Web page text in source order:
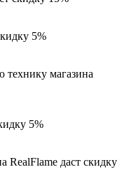
5%
магазина
5%
RealFlame даст скидку